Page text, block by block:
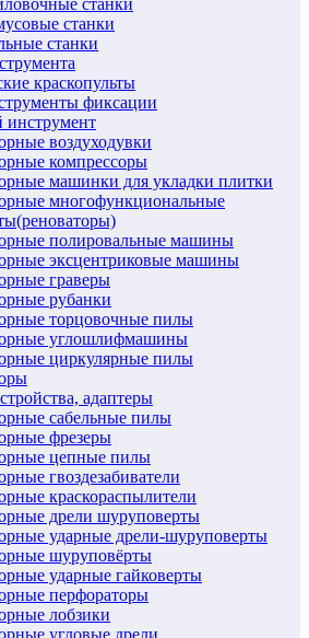
станки
станки
краскопульты
фиксации
инструмент
воздуходувки
компрессоры
машинки для укладки плитки
многофункциональные
полировальные машины
эксцентриковые машины
граверы
рубанки
торцовочные пилы
углошлифмашины
циркулярные пилы
адаптеры
сабельные пилы
фрезеры
цепные пилы
гвоздезабиватели
краскораспылители
дрели шуруповерты
ударные дрели-шуруповерты
шуруповёрты
ударные гайковерты
перфораторы
лобзики
угловые дрели